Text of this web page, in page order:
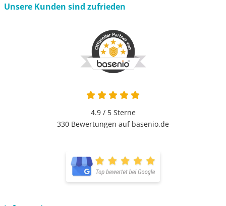
Unsere Kunden sind zufrieden
4.9 / 5Sterne
330 Bewertungen auf basenio.de